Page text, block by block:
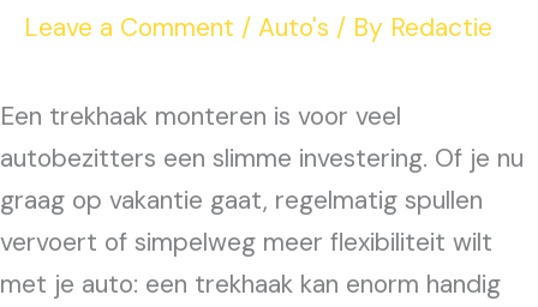
Leave a Comment / Auto's / By Redactie
Een trekhaak monteren is voor veel
autobezitters een slimme investering. Of je nu
graag op vakantie gaat, regelmatig spullen
vervoert of simpelweg meer flexibiliteit wilt
met je auto: een trekhaak kan enorm handig